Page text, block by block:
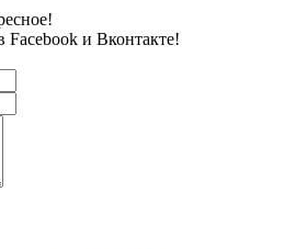
Facebook и Вконтакте!